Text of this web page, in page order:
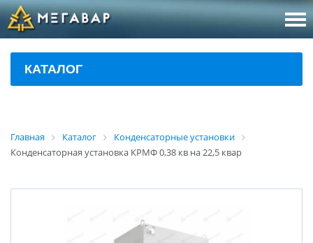
8
КАТАЛОГ
Главная Каталог
Конденсаторные установки
Конденсаторная установка КРМФ 0,38 кв на 22,5 квар